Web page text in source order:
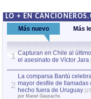
LO + EN
Más nuevo Más
1 Capturan en Chile al
el asesinato de Víctor Jara
2
La comparsa Bantú
mayor desfile de llamadas
hecho fuera de Uruguay
por Manel Gausachs